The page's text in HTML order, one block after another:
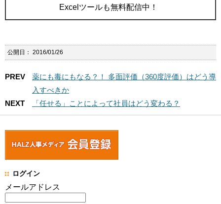
Excelツールも無料配信中！
公開日： 2016/01/26
PREV
薬にも毒にもなる？！ 多面評価（360度評価）はどう導
入すべきか
NEXT
「任せる」ことによって社員はどう変わる？
ログイン
メールアドレス